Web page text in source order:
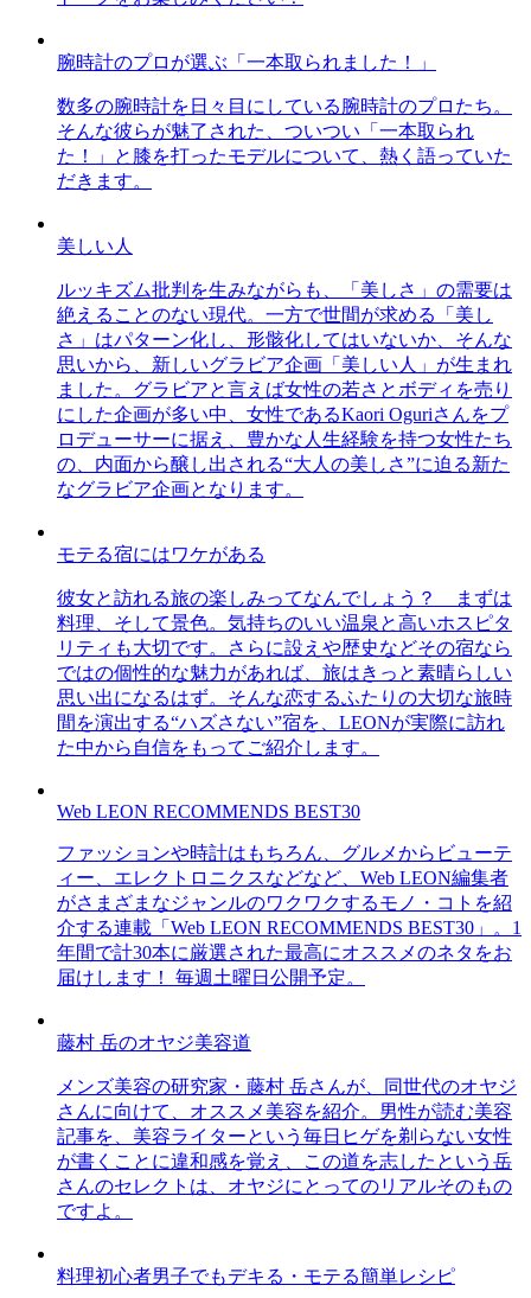
腕時計のプロが選ぶ「一本取られました！」
数多の腕時計を日々目にしている腕時計のプロたち。
そんな彼らが魅了された、ついつい「一本取られ
た！」と膝を打ったモデルについて、熱く語っていた
だきます。
美しい人
ルッキズム批判を生みながらも、「美しさ」の需要は
絶えることのない現代。一方で世間が求める「美し
さ」はパターン化し、形骸化してはいないか、そんな
思いから、新しいグラビア企画「美しい人」が生まれ
ました。グラビアと言えば女性の若さとボディを売り
にした企画が多い中、女性であるKaori Oguriさんをプ
ロデューサーに据え、豊かな人生経験を持つ女性たち
の、内面から醸し出される“大人の美しさ”に迫る新た
なグラビア企画となります。
モテる宿にはワケがある
彼女と訪れる旅の楽しみってなんでしょう？ まずは
料理、そして景色。気持ちのいい温泉と高いホスピタ
リティも大切です。さらに設えや歴史などその宿なら
ではの個性的な魅力があれば、旅はきっと素晴らしい
思い出になるはず。そんな恋するふたりの大切な旅時
間を演出する“ハズさない”宿を、LEONが実際に訪れ
た中から自信をもってご紹介します。
Web LEON RECOMMENDS BEST30
ファッションや時計はもちろん、グルメからビューテ
ィー、エレクトロニクスなどなど、Web LEON編集者
がさまざまなジャンルのワクワクするモノ・コトを紹
介する連載「Web LEON RECOMMENDS BEST30」。1
年間で計30本に厳選された最高にオススメのネタをお
届けします！ 毎週土曜日公開予定。
藤村 岳のオヤジ美容道
メンズ美容の研究家・藤村 岳さんが、同世代のオヤジ
さんに向けて、オススメ美容を紹介。男性が読む美容
記事を、美容ライターという毎日ヒゲを剃らない女性
が書くことに違和感を覚え、この道を志したという岳
さんのセレクトは、オヤジにとってのリアルそのもの
ですよ。
料理初心者男子でもデキる・モテる簡単レシピ